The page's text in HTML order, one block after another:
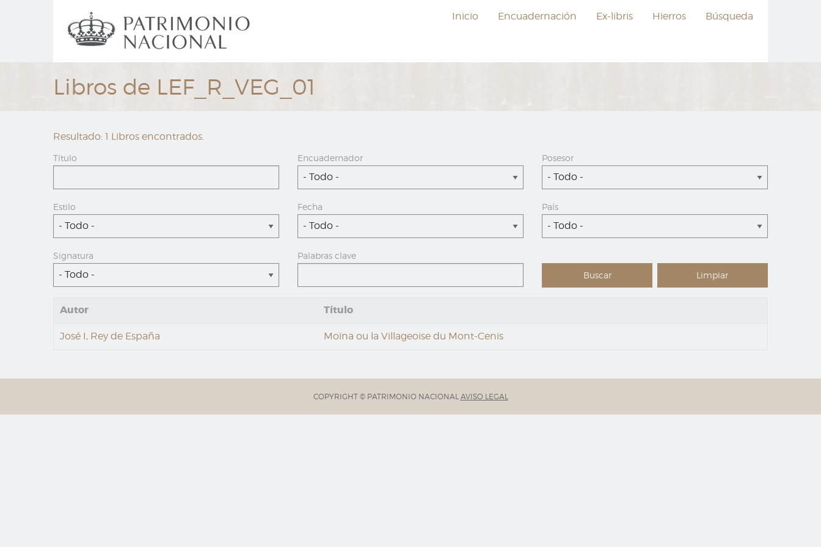
Navegación
principal
Inicio Encuadernación Ex-libris Hierros Búsqueda
Libros de LEF_R_VEG_01
Resultado: 1 Libros encontrados.
Título Encuadernador
- Todo -
Posesor
- Todo -
Estilo
- Todo -
Fecha
- Todo -
País
- Todo -
Signatura
- Todo -
Palabras clave
Autor Título
José I, Rey de España Moïna ou la Villageoise du Mont-Cenis
COPYRIGHT © PATRIMONIO NACIONAL AVISO LEGAL